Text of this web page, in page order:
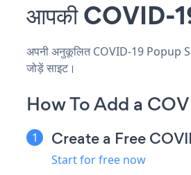
आपकी COVID-
अपनी अनुकूलित COVID-19 Popup
जोड़ें साइट।
How To Add a
Create a Free
Start for free now